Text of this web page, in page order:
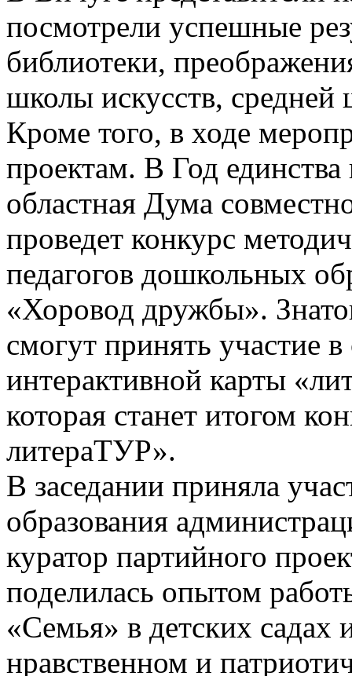
посмотрели успешные
библиотеки,
школы искусств,
Кроме того, в ходе
проектам. В Год
областная Дума
проведет конкурс
педагогов дошкольных
«Хоровод дружбы».
смогут принять участие
интерактивной карты
которая станет итогом
литераТУР».
В заседании приняла
образования
куратор партийного
поделилась опытом
«Семья» в детских
нравственном и